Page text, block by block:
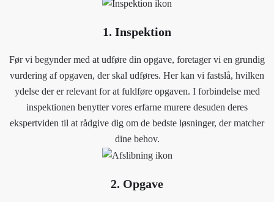
1. Inspektion
Før vi begynder med at udføre din opgave, foretager vi en grundig
vurdering af opgaven, der skal udføres. Her kan vi fastslå, hvilken
ydelse der er relevant for at fuldføre opgaven. I forbindelse med
inspektionen benytter vores erfarne murere desuden deres
ekspertviden til at rådgive dig om de bedste løsninger, der matcher
dine behov.
2. Opgave